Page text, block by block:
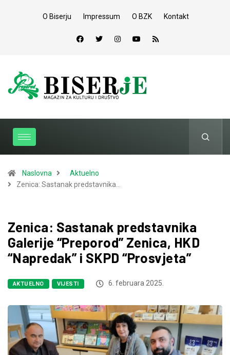
O Biserju Impressum O BZK Kontakt
Naslovna
Aktuelno
Zenica: Sastanak predstavnika…
Zenica: Sastanak predstavnika
Galerije “Preporod” Zenica, HKD
“Napredak” i SKPD “Prosvjeta”
AKTUELNO VIJESTI 6. februara 2025.